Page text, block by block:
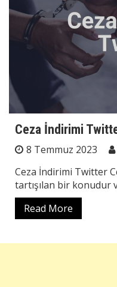
Ceza İndirimi
8 Temmuz 2023
Ceza İndirimi Twitter
tartışılan bir konudur
Read More